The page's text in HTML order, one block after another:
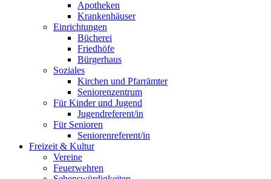
Apotheken
Krankenhäuser
Einrichtungen
Bücherei
Friedhöfe
Bürgerhaus
Soziales
Kirchen und Pfarrämter
Seniorenzentrum
Für Kinder und Jugend
Jugendreferent/in
Für Senioren
Seniorenreferent/in
Freizeit & Kultur
Vereine
Feuerwehren